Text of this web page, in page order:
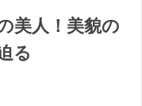
美人！美貌の
る